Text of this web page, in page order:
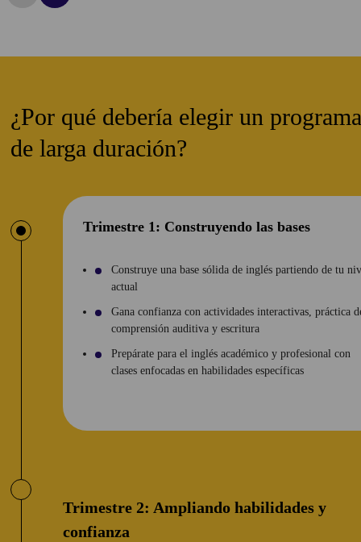
¿Por qué debería elegir un programa
de larga duración?
Trimestre 1: Construyendo las bases
Construye una base sólida de inglés partiendo de tu
actual
Gana confianza con actividades interactivas, práctica
comprensión auditiva y escritura
Prepárate para el inglés académico y profesional con
clases enfocadas en habilidades específicas
Trimestre 2: Ampliando habilidades y
confianza